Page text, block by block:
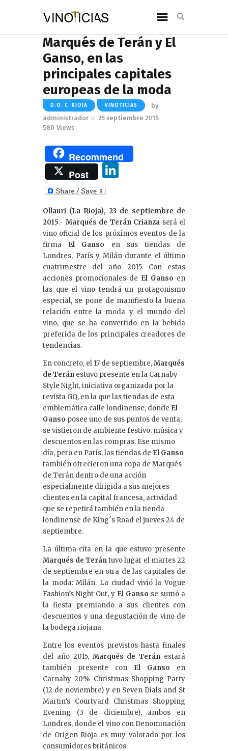
Marqués de Terán y El
Ganso, en las
principales capitales
europeas de la moda
D.O. C. RIOJA VINOTICIAS
by
administrador
25 septiembre 2015
580 Views
Recommend
Post
k
e
dI
n
Ollauri (La Rioja), 23 de septiembre de
2015.- Marqués de Terán Crianza será el
vino oficial de los próximos eventos de la
firma El Ganso en sus tiendas de
Londres, París y Milán durante el último
cuatrimestre del año 2015. Con estas
acciones promocionales de El Ganso en
las que el vino tendrá un protagonismo
especial, se pone de manifiesto la buena
relación entre la moda y el mundo del
vino, que se ha convertido en la bebida
preferida de los principales creadores de
tendencias.
En concreto, el 17 de septiembre,Marqués
de Terán estuvo presente en la Carnaby
Style Night, iniciativa organizada por la
revista GQ, en la que las tiendas de esta
emblemática calle londinense, donde El
Ganso posee uno de sus puntos de venta,
se vistieron de ambiente festivo, música y
descuentos en las compras. Ese mismo
día, pero en París, las tiendas de El Ganso
también ofrecieron una copa de Marqués
de Terán dentro de una acción
especialmente dirigida a sus mejores
clientes en la capital francesa, actividad
que se repetirá también en la tienda
londinense de King´s Road el jueves 24 de
septiembre.
La última cita en la que estuvo presente
Marqués de Terántuvo lugar el martes 22
de septiembre en otra de las capitales de
la moda: Milán. La ciudad vivió la Vogue
Fashion’s Night Out, y El Ganso se sumó a
la fiesta premiando a sus clientes con
descuentos y una degustación de vino de
la bodega riojana.
Entre los eventos previstos hasta finales
del año 2015, Marqués de Terán estará
también presente con El Ganso en
Carnaby 20% Christmas Shopping Party
(12 de noviembre) y en Seven Dials and St
Martin’s Courtyard Christmas Shopping
Evening (3 de diciembre), ambos en
Londres, donde el vino con Denominación
de Origen Rioja es muy valorado por los
consumidores británicos.